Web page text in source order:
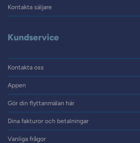
Kontakta säljare
Kundservice
Kontakta oss
Appen
Gör din flyttanmälan här
Dina fakturor och betalningar
Vanliga frågor